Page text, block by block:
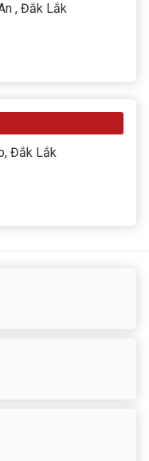
mềm cơ bản khi
ở đâu uy tín?
quốc – Hotline
, Đắk Lắk
Đắk Lắk